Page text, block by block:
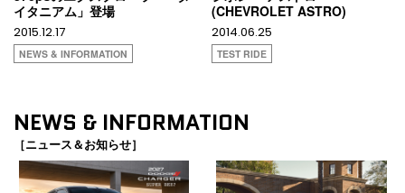
イタニアム」登場
2015.12.17
NEWS & INFORMATION
(CHEVROLET ASTRO)
2014.06.25
TEST RIDE
NEWS & INFORMATION
［ニュース＆お知らせ］